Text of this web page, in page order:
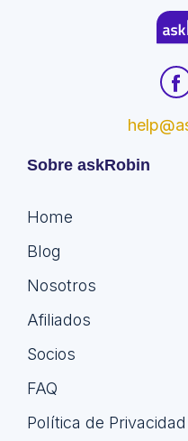
Sobre askRobin
Home
Blog
Nosotros
Afiliados
Socios
FAQ
Política de Privacidad